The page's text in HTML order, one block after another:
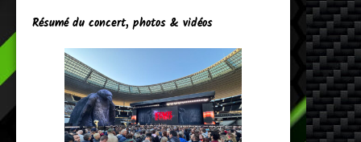
Résumé du concert, photos & vidéos